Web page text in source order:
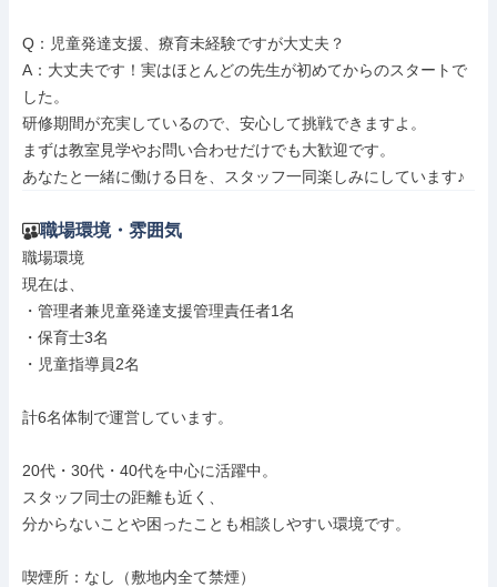
Q：児童発達支援、療育未経験ですが大丈夫？
A：大丈夫です！実はほとんどの先生が初めてからのスタートで
した。
研修期間が充実しているので、安心して挑戦できますよ。
まずは教室見学やお問い合わせだけでも大歓迎です。
あなたと一緒に働ける日を、スタッフ一同楽しみにしています♪
職場環境・雰囲気
職場環境
現在は、
・管理者兼児童発達支援管理責任者1名
・保育士3名
・児童指導員2名
計6名体制で運営しています。
20代・30代・40代を中心に活躍中。
スタッフ同士の距離も近く、
分からないことや困ったことも相談しやすい環境です。
喫煙所：なし（敷地内全て禁煙）